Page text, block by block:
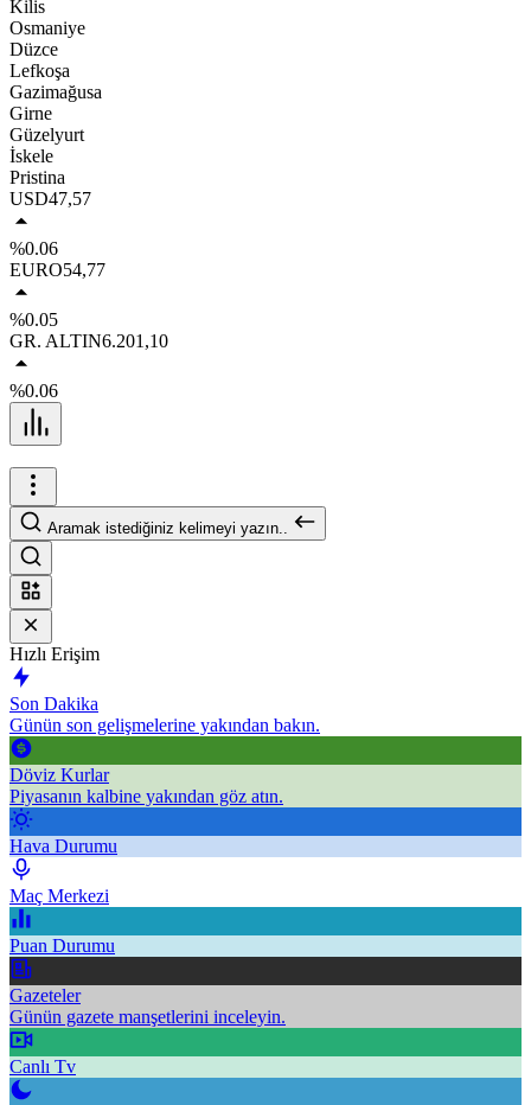
Kilis
Osmaniye
Düzce
Lefkoşa
Gazimağusa
Girne
Güzelyurt
İskele
Pristina
USD47,57
%0.06
EURO54,77
%0.05
GR. ALTIN6.201,10
%0.06
Aramak istediğiniz kelimeyi yazın..
Hızlı Erişim
Son Dakika
Günün son gelişmelerine yakından bakın.
Döviz Kurlar
Piyasanın kalbine yakından göz atın.
Hava Durumu
Maç Merkezi
Puan Durumu
Gazeteler
Günün gazete manşetlerini inceleyin.
Canlı Tv